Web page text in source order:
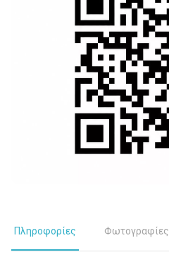
Πληροφορίες Φωτογραφίες